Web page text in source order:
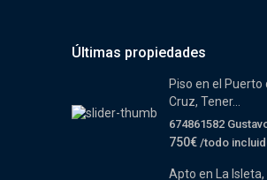
Últimas propiedades
Piso en el Puerto
Cruz, Tener...
674861582
750€ /todo
Apto en La Isleta,